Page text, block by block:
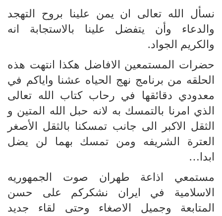
نسأل الله تعالى ان يمن علينا بروح التهجد
والدعاء وأن يتفضل علينا بالاستجابة انه
والكريم الجواد.
حضرات المستمعين الافاضل هكذا انتهت هذه
الحلقه من برنامج نهج الحياه عشنا واياكم في
معدودي دقائقها في رحاب كتاب الله تعالى
الذي امرنا بالتمسك به لانه حبل الله المتين و
الثقل الاكبر الى جانب تمسكنا بالثقل الأصغر
العترة الشريفه ومن تمسك بهما لن يضل
ابدا…
مستمعي اذاعة طهران صوت الجمهوريه
الاسلامية في ايران نشكركم على حسن
المتابعة وجميل الاصغاء وحتى لقاء جديد